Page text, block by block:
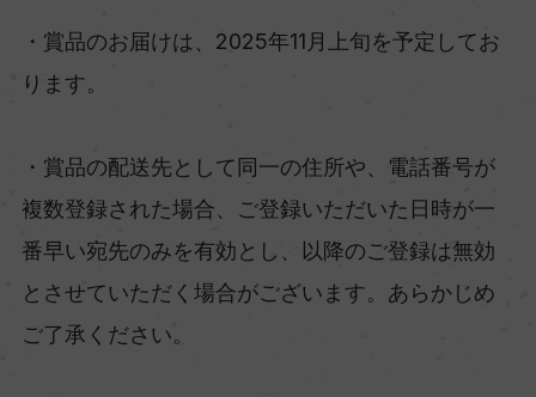
・賞品のお届けは、2025年11月上旬を予定してお
ります。
・賞品の配送先として同一の住所や、電話番号が
複数登録された場合、ご登録いただいた日時が一
番早い宛先のみを有効とし、以降のご登録は無効
とさせていただく場合がございます。あらかじめ
ご了承ください。